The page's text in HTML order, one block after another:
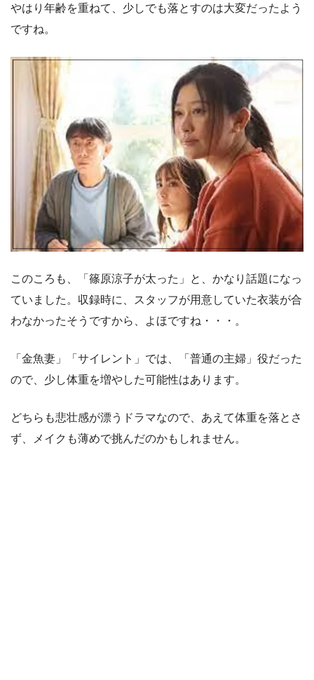
やはり年齢を重ねて、少しでも落とすのは大変だったよう
ですね。
このころも、「篠原涼子が太った」と、かなり話題になっ
ていました。収録時に、スタッフが用意していた衣装が合
わなかったそうですから、よほですね・・・。
「金魚妻」「サイレント」では、「普通の主婦」役だった
ので、少し体重を増やした可能性はあります。
どちらも悲壮感が漂うドラマなので、あえて体重を落とさ
ず、メイクも薄めで挑んだのかもしれません。